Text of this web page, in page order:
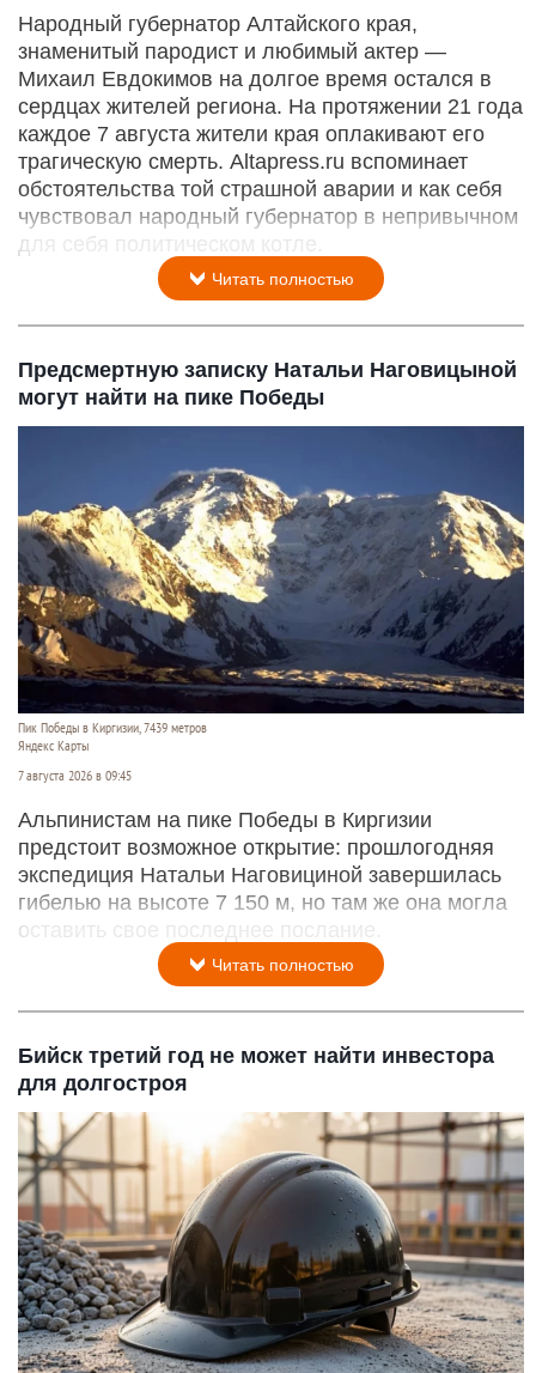
Народный губернатор Алтайского края,
знаменитый пародист и любимый актер —
Михаил Евдокимов на долгое время остался в
сердцах жителей региона. На протяжении 21 года
каждое 7 августа жители края оплакивают его
трагическую смерть. Altapress.ru вспоминает
обстоятельства той страшной аварии и как себя
чувствовал народный губернатор в непривычном
для себя политическом котле.
Читать полностью
Предсмертную записку Натальи Наговицыной
могут найти на пике Победы
Пик Победы в Киргизии, 7439 метров
Яндекс Карты
7 августа 2026 в 09:45
Альпинистам на пике Победы в Киргизии
предстоит возможное открытие: прошлогодняя
экспедиция Натальи Наговициной завершилась
гибелью на высоте 7 150 м, но там же она могла
оставить свое последнее послание.
Читать полностью
Бийск третий год не может найти инвестора
для долгостроя